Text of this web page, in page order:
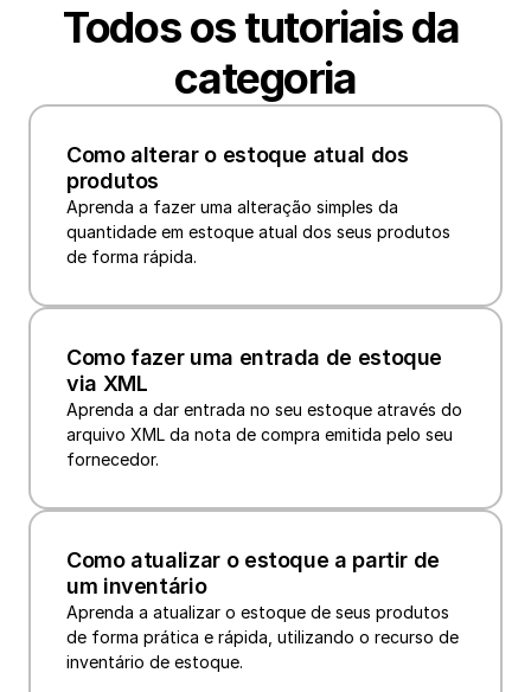
Todos os tutoriais da
categoria
Como alterar o estoque atual dos
produtos
Aprenda a fazer uma alteração simples da
quantidade em estoque atual dos seus produtos
de forma rápida.
Como fazer uma entrada de estoque
via XML
Aprenda a dar entrada no seu estoque através do
arquivo XML da nota de compra emitida pelo seu
fornecedor.
Como atualizar o estoque a partir de
um inventário
Aprenda a atualizar o estoque de seus produtos
de forma prática e rápida, utilizando o recurso de
inventário de estoque.